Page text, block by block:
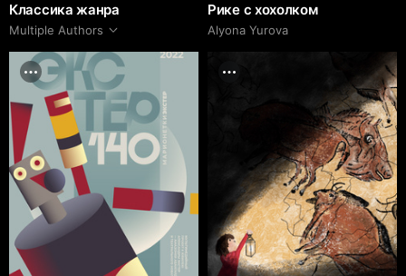
Классика жанра
Multiple Authors
Рике с хохолком
Alyona Yurova